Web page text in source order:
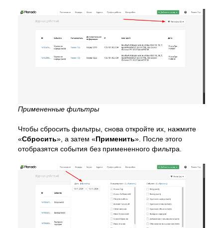
Примененные фильтры
Чтобы сбросить фильтры, снова откройте их, нажмите
«Сбросить», а затем «Применить». После этого
отобразятся события без примененного фильтра.